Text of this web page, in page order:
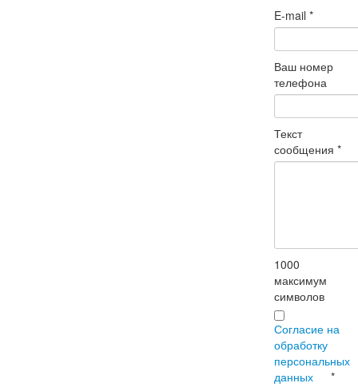
E-mail*
Ваш номер
телефона
Текст
сообщения*
1000
максимум
символов
Согласие на
обработку
персональных
данных
*